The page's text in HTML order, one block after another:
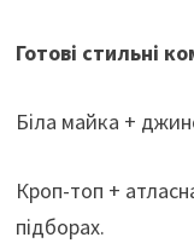
Готові стильні
Біла майка +
Кроп-топ +
підборах.